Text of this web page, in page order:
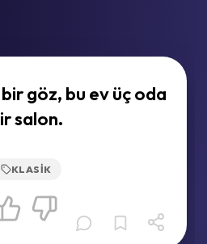
göz, bu ev üç oda
salon.
KLASIK